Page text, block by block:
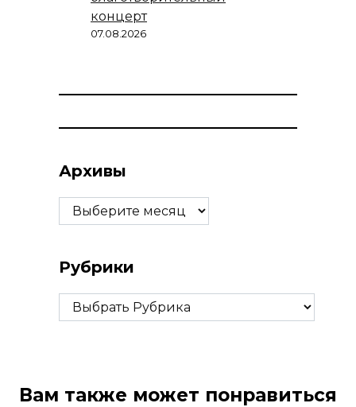
концерт
07.08.2026
Архивы
Архивы
Рубрики
Рубрики
Вам также может понравиться